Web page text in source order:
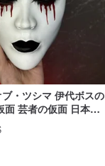
ブ・ツシマ 伊代ボスの